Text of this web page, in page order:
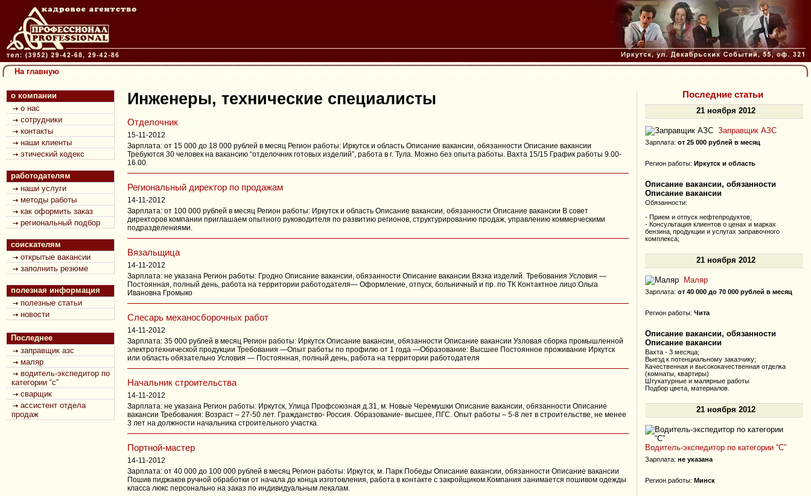
Hа главную
о компании
о нас
сотрудники
контакты
наши клиенты
этический кодекс
работодателям
наши услуги
методы работы
как оформить заказ
региональный подбор
соискателям
открытые вакансии
заполнить резюме
полезная информация
полезные статьи
новости
Последнее
заправщик азс
маляр
водитель-экспедитор по
категории “с”
сварщик
ассистент отдела
продаж
Инженеры, технические специалисты
Отделочник
15-11-2012
Зарплата: от 15 000 до 18 000 рублей в месяц Регион работы: Иркутск и область Описание вакансии, обязанности Описание вакансии
Требуются 30 человек на вакансию “отделочник готовых изделий”, работа в г. Тула. Можно без опыта работы. Вахта 15/15 График работы 9.00-
16.00.
Региональный директор по продажам
14-11-2012
Зарплата: от 100 000 рублей в месяц Регион работы: Иркутск и область Описание вакансии, обязанности Описание вакансии В совет
директоров компании приглашаем опытного руководителя по развитию регионов, структурированию продаж, управлению коммерческими
подразделениями.
Вязальщица
14-11-2012
Зарплата: не указана Регион работы: Гродно Описание вакансии, обязанности Описание вакансии Вязка изделий. Требования Условия —
Постоянная, полный день, работа на территории работодателя— Оформление, отпуск, больничный и пр. по ТК Контактное лицо:Ольга
Ивановна Громыко
Слесарь механосборочных работ
14-11-2012
Зарплата: 35 000 рублей в месяц Регион работы: Иркутск Описание вакансии, обязанности Описание вакансии Узловая сборка промышленной
электротехнической продукции Требования —Опыт работы по профилю от 1 года —Образование: Высшее Постоянное проживание Иркутск
или область обязательно Условия — Постоянная, полный день, работа на территории работодателя
Начальник строительства
14-11-2012
Зарплата: не указана Регион работы: Иркутск, Улица Профсоюзная д.31, м. Новые Черемушки Описание вакансии, обязанности Описание
вакансии Требования: Возраст – 27-50 лет. Гражданство- Россия. Образование- высшее, ПГС. Опыт работы – 5-8 лет в строительстве, не менее
3 лет на должности начальника строительного участка.
Портной-мастер
14-11-2012
Зарплата: от 40 000 до 100 000 рублей в месяц Регион работы: Иркутск, м. Парк Победы Описание вакансии, обязанности Описание вакансии
Пошив пиджаков ручной обработки от начала до конца изготовления, работа в контакте с закройщиком.Компания занимается пошивом одежды
класса люкс персонально на заказ по индивидуальным лекалам.
Последние статьи
21 ноября 2012
Заправщик АЗС
Зарплата:от 25 000 рублей в месяц
Регион работы:Иркутск и область
Описание вакансии, обязанности
Описание вакансии
Обязанности:
- Прием и отпуск нефтепродуктов;
- Консультация клиентов о ценах и марках
бензина‚ продукции и услугах заправочного
комплекса;
21 ноября 2012
Маляр
Зарплата:от 40 000 до 70 000 рублей в месяц
Регион работы:Чита
Описание вакансии, обязанности
Описание вакансии
Вахта - 3 месяца;
Выезд к потенциальному заказчику;
Качественная и высококачественная отделка
(комнаты, квартиры)
Штукатурные и малярные работы
Подбор цвета, материалов.
21 ноября 2012
Водитель-экспедитор по категории “С”
Зарплата:не указана
Регион работы:Минск